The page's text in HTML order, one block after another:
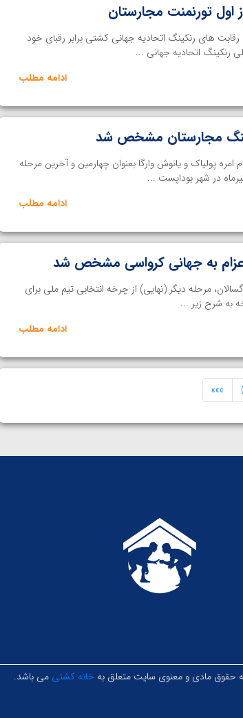
روز نخست رقابت های رنکینگ اتحادیه جهانی کشتی برابر رقبای خود
رنکینگ اتحادیه جهانی ...
ادامه مطلب
مجارستان مشخص شد
پولیاک و یانوش وارگا بعنوان چهارمین و آخرین مرحله
ادامه مطلب
به جهانی کرواسی مشخص شد
مرحله دیگر (نهایی) از چرخه انتخابی تیم ملی برای
ادامه مطلب
»»»
حقوق مادی و معنوی سایت متعلق به خانه کشتی می باشد.